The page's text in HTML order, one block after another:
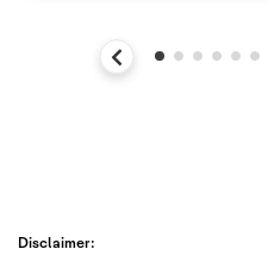
Disclaimer: